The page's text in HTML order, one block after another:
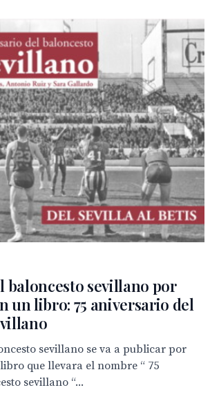
baloncesto sevillano por
un libro: 75 aniversario del
sevillano se va a publicar por
que llevara el nombre “ 75
sevillano “...